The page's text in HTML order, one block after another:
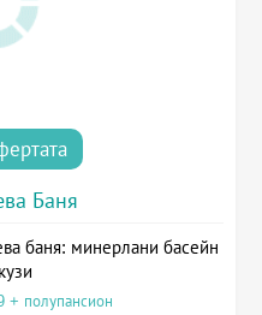
Баня
баня: минерлани басейн
+ полупансион